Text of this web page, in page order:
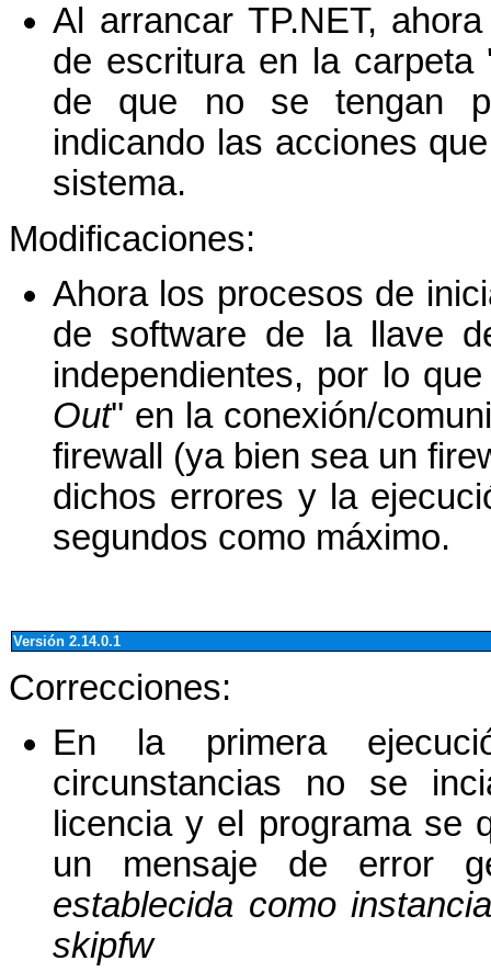
Al arrancar TP.NET,
de escritura en la carpeta
de que no se tengan
indicando las acciones
sistema.
Modificaciones:
Ahora los procesos de
de software de la llave
independientes, por lo
Out'' en la conexión/
firewall (ya bien sea un
dichos errores y la
segundos como máximo.
Versión 2.14.0.1
Correcciones:
En la primera
circunstancias no se
licencia y el programa se
un mensaje de error
establecida como
skipfw